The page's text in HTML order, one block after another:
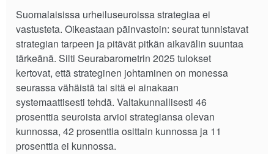
Suomalaisissa urheiluseuroissa strategiaa ei
vastusteta. Oikeastaan päinvastoin: seurat tunnistavat
strategian tarpeen ja pitävät pitkän aikavälin suuntaa
tärkeänä. Silti Seurabarometrin 2025 tulokset
kertovat, että strateginen johtaminen on monessa
seurassa vähäistä tai sitä ei ainakaan
systemaattisesti tehdä. Valtakunnallisesti 46
prosenttia seuroista arvioi strategiansa olevan
kunnossa, 42 prosenttia osittain kunnossa ja 11
prosenttia ei kunnossa.